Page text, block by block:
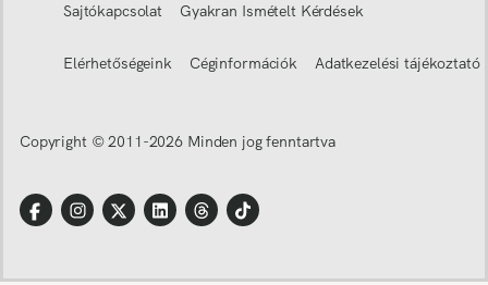
Sajtókapcsolat Gyakran Ismételt Kérdések
Elérhetőségeink Céginformációk Adatkezelési tájékoztató
Copyright © 2011-2026 Minden jog fenntartva